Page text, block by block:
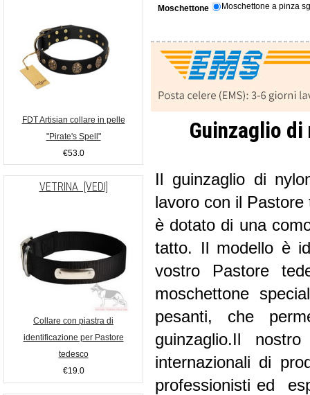
FDT Artisian collare in pelle
"Pirate's Spell"
€53.0
VETRINA [VEDI]
Collare con piastra di
identificazione per Pastore
tedesco
€19.0
Moschettone Moschettone a pinza
Guinzaglio
Il guinzaglio di
lavoro con il
è dotato di una
tatto. Il modello è
vostro Pastore
moschettone
pesanti, che
guinzaglio.Il
internazionali di
professionisti ed